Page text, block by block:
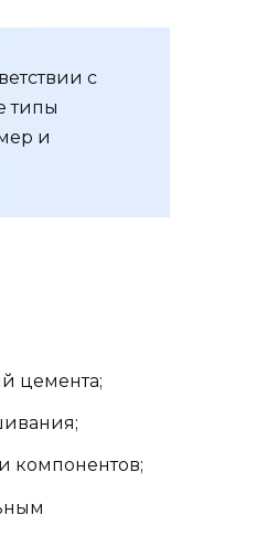
с
типы
и
цемента;
компонентов;